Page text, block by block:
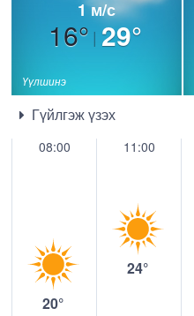
16° | 29°
1 м/с
Үүлшинэ
Гүйлгэж үзэх
08:00
20°
11:00
24°